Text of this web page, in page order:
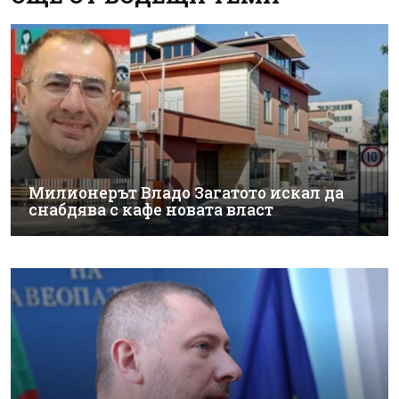
Милионерът Владо Загатото искал да
снабдява с кафе новата власт